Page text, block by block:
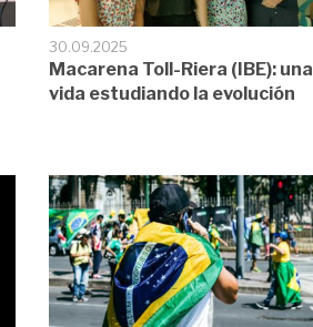
30.09.2025
Macarena Toll-Riera (IBE): una
vida estudiando la evolución